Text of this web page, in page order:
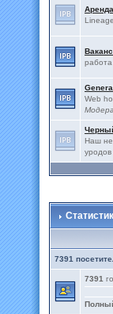
работа
Web
Наш
7391
7391